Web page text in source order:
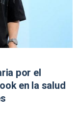
por el
en la salud